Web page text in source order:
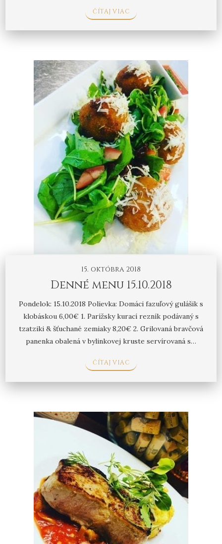
ČÍTAJ VIAC
15. októbra 2018
Denné menu 15.10.2018
Pondelok: 15.10.2018 Polievka: Domáci fazuľový gulášik s
klobáskou 6,00€ 1. Parížsky kurací rezník podávaný s
tzatziki & šťuchané zemiaky 8,20€ 2. Grilovaná bravčová
panenka obalená v bylinkovej kruste servírovaná s…
ČÍTAJ VIAC